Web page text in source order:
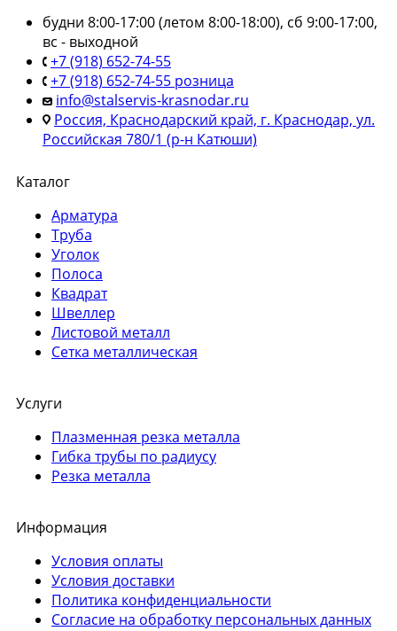
будни 8:00-17:00 (летом 8:00-18:00), сб 9:00-17:00,
вс - выходной
+7 (918) 652-74-55
+7 (918) 652-74-55 розница
info@stalservis-krasnodar.ru
Россия, Краснодарский край, г. Краснодар, ул.
Российская 780/1 (р-н Катюши)
Каталог
Арматура
Труба
Уголок
Полоса
Квадрат
Швеллер
Листовой металл
Сетка металлическая
Услуги
Плазменная резка металла
Гибка трубы по радиусу
Резка металла
Информация
Условия оплаты
Условия доставки
Политика конфиденциальности
Согласие на обработку персональных данных